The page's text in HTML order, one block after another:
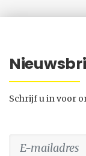
Schrijf u in voor